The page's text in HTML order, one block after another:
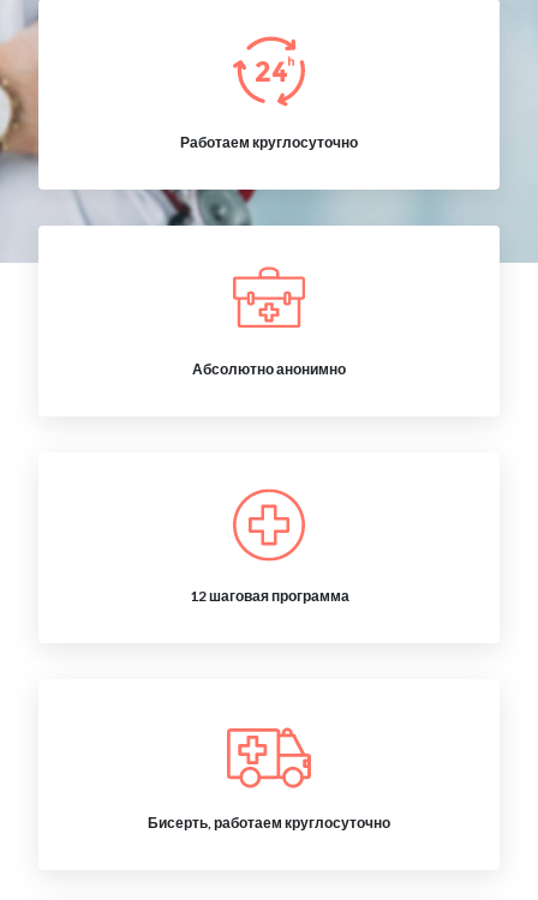
Работаем круглосуточно
Абсолютно анонимно
12 шаговая программа
Бисерть, работаем круглосуточно